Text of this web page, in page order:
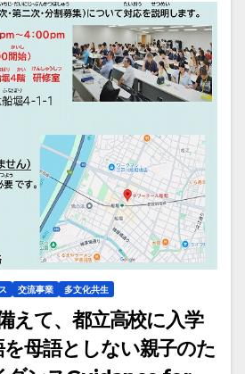
交流事業 多文化共生
えて、都立高校に入学
母語としない親子のた